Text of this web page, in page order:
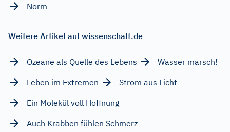
Norm
Weitere Artikel auf wissenschaft.de
Ozeane als Quelle des Lebens
Wasser marsch!
Leben im Extremen
Strom aus Licht
Ein Molekül voll Hoffnung
Auch Krabben fühlen Schmerz